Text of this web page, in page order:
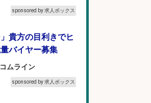
sponsored by 求人ボックス
貴方の目利きでヒ
バイヤー募集
ムライン
sponsored by 求人ボックス